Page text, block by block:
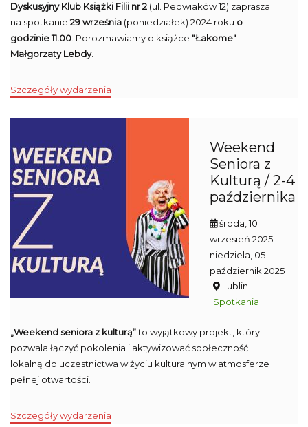
Dyskusyjny Klub Książki Filii nr 2 (ul. Peowiaków 12) zaprasza
na spotkanie 29 września (poniedziałek) 2024 roku o
godzinie 11.00 . Porozmawiamy o książce "Łakome"
Małgorzaty Lebdy.
Szczegóły wydarzenia
Weekend
Seniora z
Kulturą / 2-4
października
środa, 10
wrzesień 2025-
niedziela, 05
październik 2025
Lublin
Spotkania
„Weekend seniora z kulturą”to wyjątkowy projekt, który
pozwala łączyć pokolenia i aktywizować społeczność
lokalną do uczestnictwa w życiu kulturalnym w atmosferze
pełnej otwartości.
Szczegóły wydarzenia